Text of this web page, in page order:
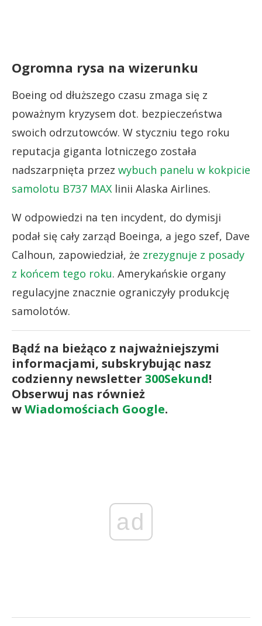
Ogromna rysa na wizerunku
Boeing od dłuższego czasu zmaga się z
poważnym kryzysem dot. bezpieczeństwa
swoich odrzutowców. W styczniu tego roku
reputacja giganta lotniczego została
nadszarpnięta przez wybuch panelu w kokpicie
samolotu B737 MAX linii Alaska Airlines.
W odpowiedzi na ten incydent, do dymisji
podał się cały zarząd Boeinga, a jego szef, Dave
Calhoun, zapowiedział, że zrezygnuje z posady
z końcem tego roku. Amerykańskie organy
regulacyjne znacznie ograniczyły produkcję
samolotów.
Bądź na bieżąco z najważniejszymi
informacjami, subskrybując nasz
codzienny newsletter 300Sekund!
Obserwuj nas również
wWiadomościach Google.
ad